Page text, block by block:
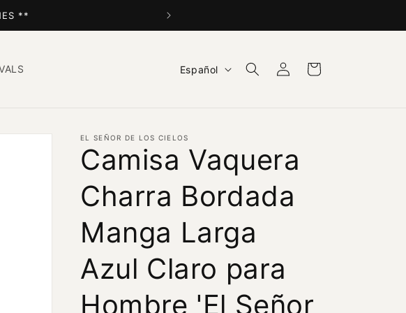
**
o
m
a
Español
Iniciar
sesión
Carrito
EL SEÑOR DE LOS CIELOS
Camisa Vaquera
Charra Bordada
Manga Larga
Azul Claro para
Hombre 'El Señor